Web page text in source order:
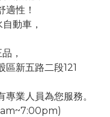
適性！
動車，
，
新五路二段121
業人員為您服務。